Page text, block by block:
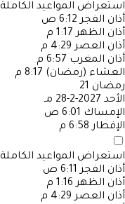
استعراض المواعيد الكاملة
أذان الفجر 6:12 ص
أذان الظهر 1:17 م
أذان العصر 4:29 م
أذان المغرب 6:57 م
العشاء (رمضان) 8:17 م
رمضان 21
الأحد 2027-2-28 مـ
الإمساك 6:01 ص
الإفطار 6:58 م
استعراض المواعيد الكاملة
أذان الفجر 6:11 ص
أذان الظهر 1:16 م
أذان العصر 4:29 م